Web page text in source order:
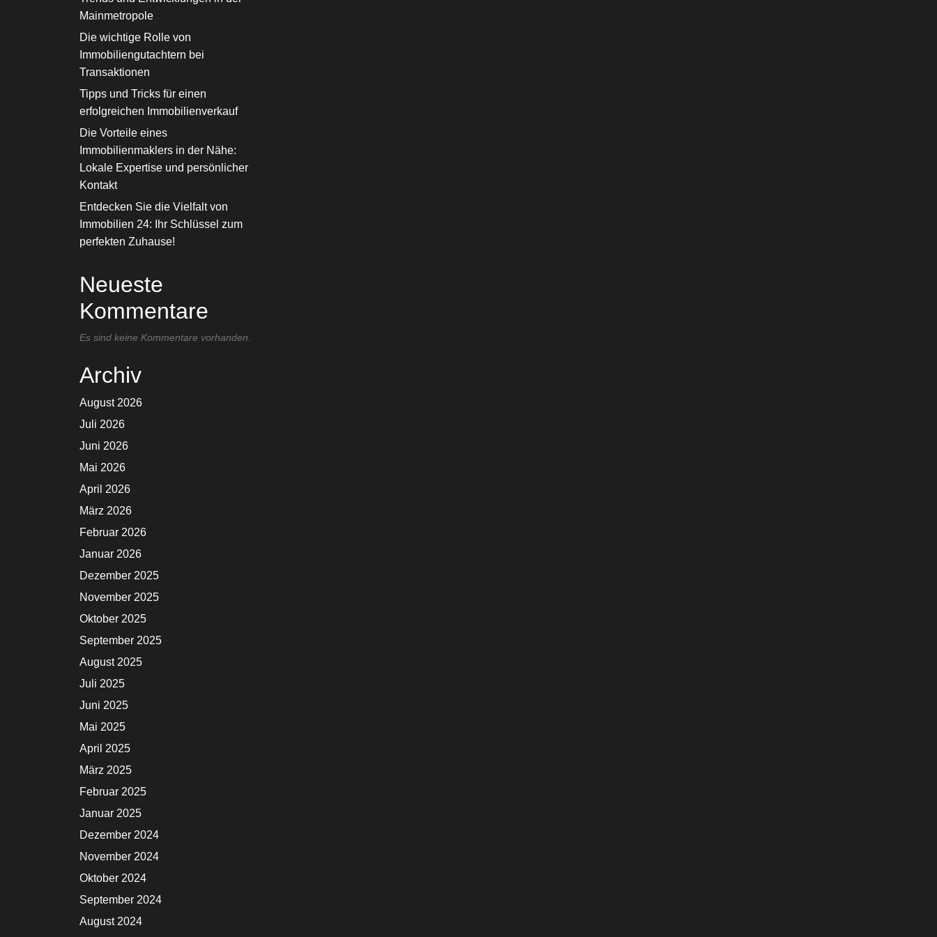
Mainmetropole
Die wichtige Rolle von
Immobiliengutachtern bei
Transaktionen
Tipps und Tricks für einen
erfolgreichen Immobilienverkauf
Die Vorteile eines
Immobilienmaklers in der Nähe:
Lokale Expertise und persönlicher
Kontakt
Entdecken Sie die Vielfalt von
Immobilien 24: Ihr Schlüssel zum
perfekten Zuhause!
Neueste
Kommentare
Es sind keine Kommentare vorhanden.
Archiv
August 2026
Juli 2026
Juni 2026
Mai 2026
April 2026
März 2026
Februar 2026
Januar 2026
Dezember 2025
November 2025
Oktober 2025
September 2025
August 2025
Juli 2025
Juni 2025
Mai 2025
April 2025
März 2025
Februar 2025
Januar 2025
Dezember 2024
November 2024
Oktober 2024
September 2024
August 2024